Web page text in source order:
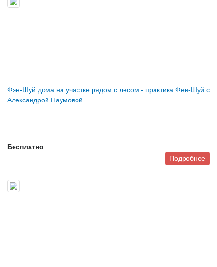
Фэн-Шуй дома на участке рядом с лесом - практика Фен-Шуй с
Александрой Наумовой
Бесплатно
Подробнее